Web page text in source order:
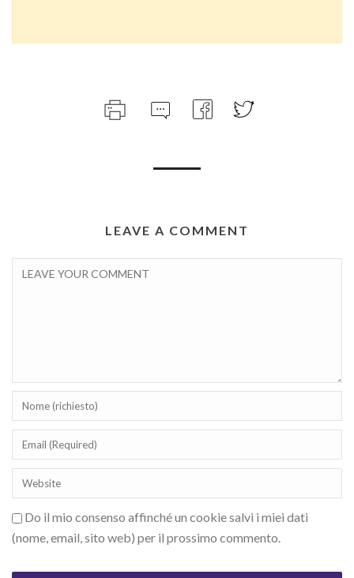
LEAVE A COMMENT
Do il mio consenso affinché un cookie salvi i miei dati
(nome, email, sito web) per il prossimo commento.